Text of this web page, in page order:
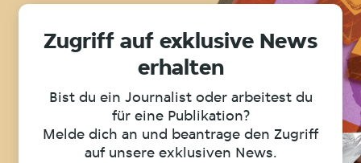
Zugriff auf exklusive News
erhalten
Bist du ein Journalist oder arbeitest du
für eine Publikation?
Melde dich an und beantrage den Zugriff
auf unsere exklusiven News.